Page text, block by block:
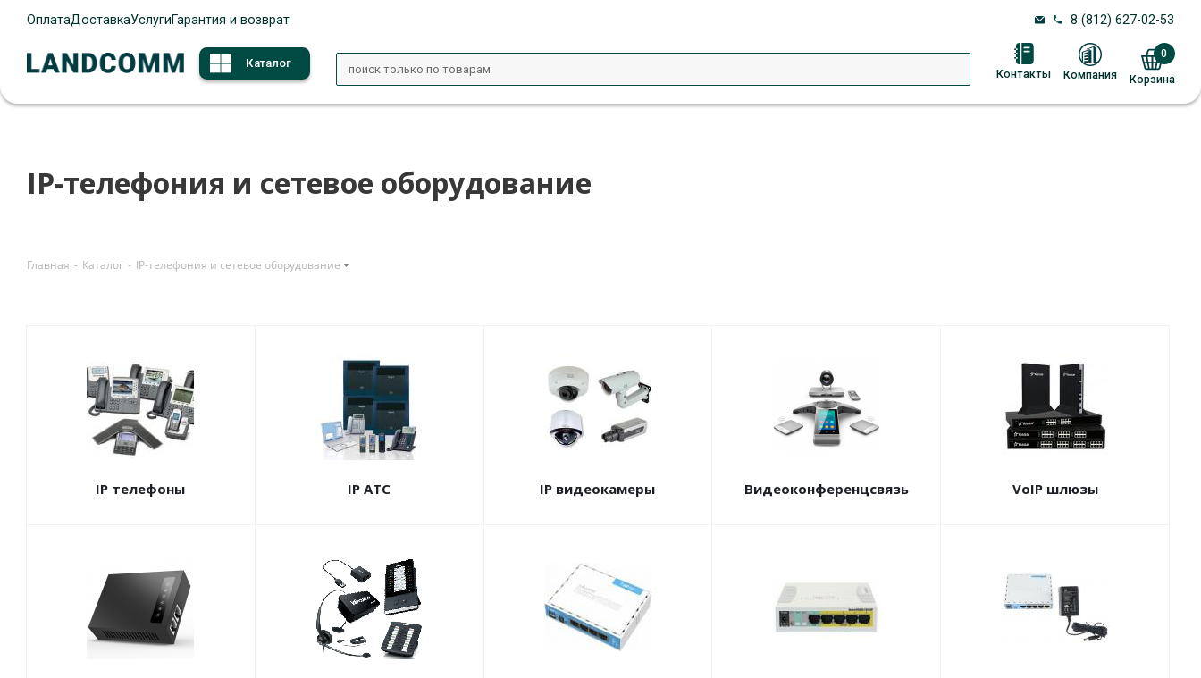
ОплатаДоставкаУслугиГарантия и возврат 8 (812) 627-02-53
Каталог
Контакты Компания Корзина
0
IP-телефония и сетевое оборудование
Главная - Каталог - IP-телефония и сетевое оборудование
IP телефоны IP АТС IP видеокамеры Видеоконференцсвязь VoIP шлюзы